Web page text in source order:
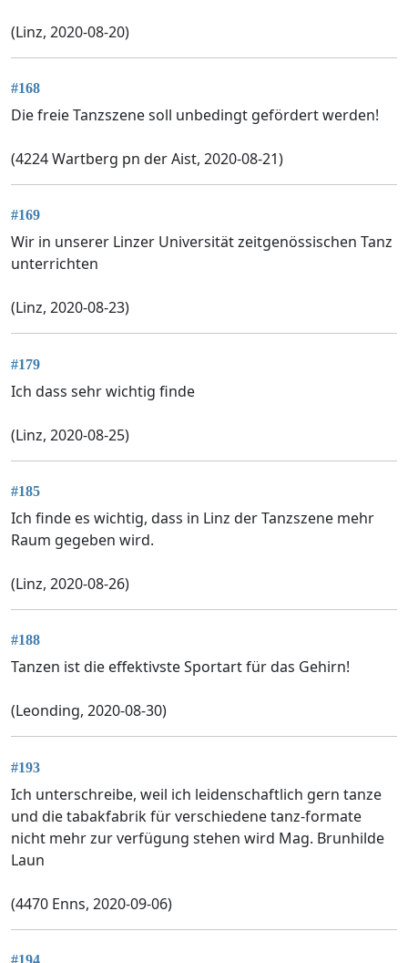
(Linz, 2020-08-20)
#168
Die freie Tanzszene soll unbedingt gefördert werden!
(4224 Wartberg pn der Aist, 2020-08-21)
#169
Wir in unserer Linzer Universität zeitgenössischen Tanz
unterrichten
(Linz, 2020-08-23)
#179
Ich dass sehr wichtig finde
(Linz, 2020-08-25)
#185
Ich finde es wichtig, dass in Linz der Tanzszene mehr
Raum gegeben wird.
(Linz, 2020-08-26)
#188
Tanzen ist die effektivste Sportart für das Gehirn!
(Leonding, 2020-08-30)
#193
Ich unterschreibe, weil ich leidenschaftlich gern tanze
und die tabakfabrik für verschiedene tanz-formate
nicht mehr zur verfügung stehen wird Mag. Brunhilde
Laun
(4470 Enns, 2020-09-06)
#194